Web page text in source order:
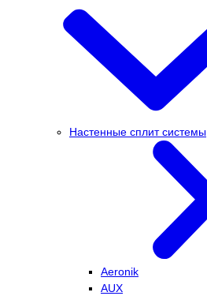
Настенные сплит системы
Aeronik
AUX